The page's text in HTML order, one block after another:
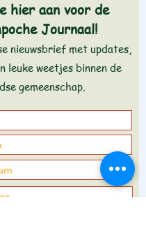
hier aan voor de
Journaal!
nieuwsbrief met updates,
leuke weetjes binnen de
gemeenschap.